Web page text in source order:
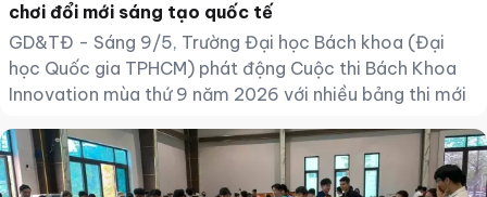
chơi đổi mới sáng tạo quốc tế
GD&TĐ - Sáng 9/5, Trường Đại học Bách khoa (Đại
học Quốc gia TPHCM) phát động Cuộc thi Bách Khoa
Innovation mùa thứ 9 năm 2026 với nhiều bảng thi mới